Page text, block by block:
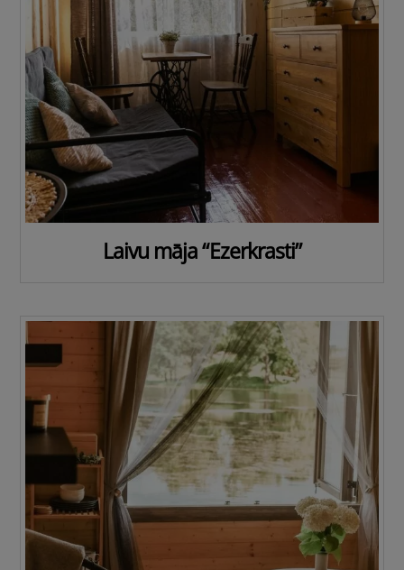
Laivu māja “Ezerkrasti”